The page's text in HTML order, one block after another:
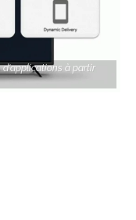
d'applications à partir